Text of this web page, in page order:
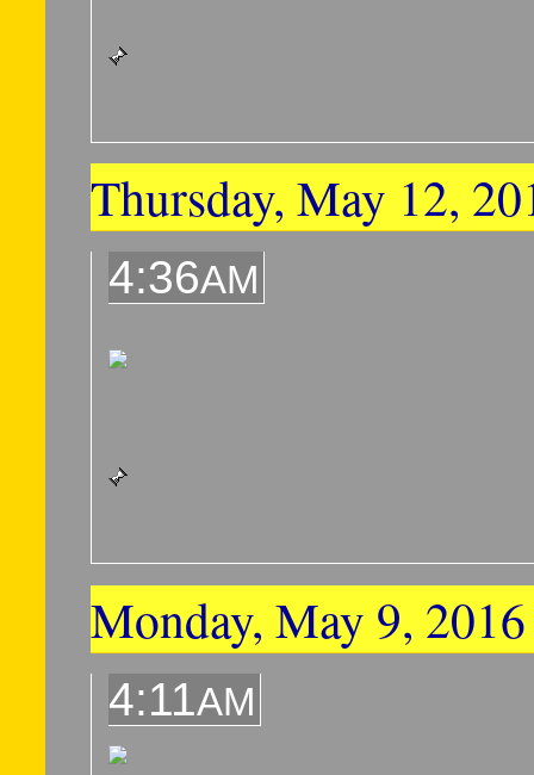
Thursday, May 12,
4:36AM
Monday, May 9, 2016
4:11AM